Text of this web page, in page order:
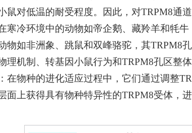
鼠对低温的耐受程度。因此，对TRPM8通
寒冷环境中的动物如帝企鹅、藏羚羊和牦
物如非洲象、跳鼠和双峰骆驼，其TRPM8
理机制、转基因小鼠行为和TRPM8孔区整
在物种的进化适应过程中，它们通过调整
面上获得具有物种特异性的TRPM8受体，